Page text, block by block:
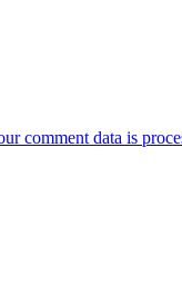
comment data is